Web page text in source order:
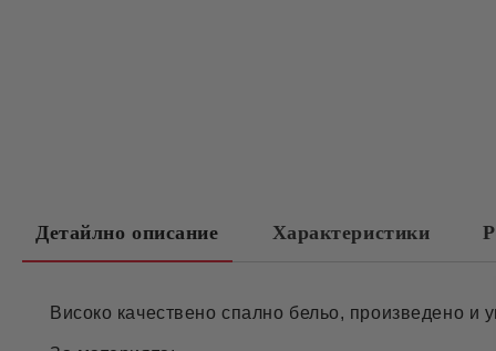
Детайлно описание Характеристики
Високо качествено спално бельо, произведено и